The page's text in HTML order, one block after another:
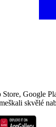
Store, Google
skvělé